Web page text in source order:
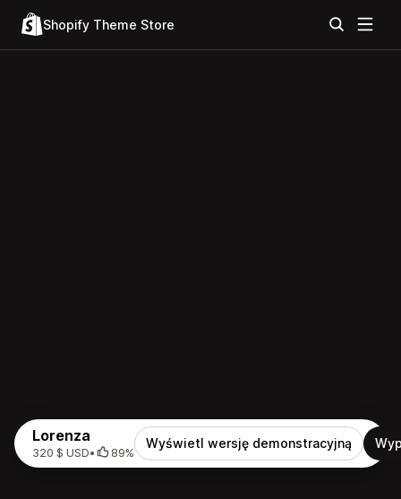
Shopify Theme Store
Lorenza
320 $ USD• 89%
Wyświetl wersję demonstracyjną